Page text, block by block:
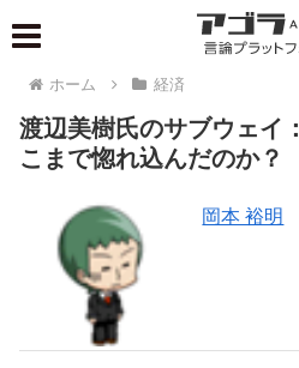
ホーム 経済
渡辺美樹氏のサブウェイ
こまで惚れ込んだのか？
岡本 裕明